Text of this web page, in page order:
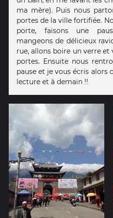
ma mère). Puis nous
portes de la ville fortifiée.
porte, faisons une
mangeons de délicieux
rue, allons boire un verre et
portes. Ensuite nous
pause et je vous écris alors
lecture et à demain !!